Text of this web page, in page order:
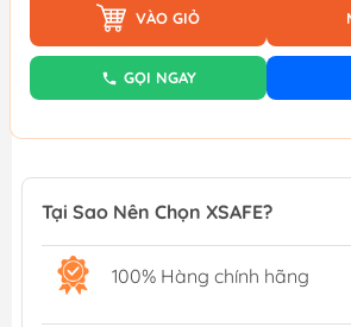
VÀO GIỎ
GỌI NGAY
Tại Sao Nên Chọn XSAFE?
100% Hàng chính hãng